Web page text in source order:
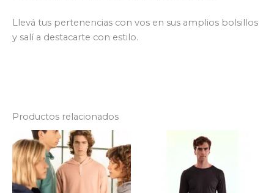
Llevá tus pertenencias con vos en sus amplios bolsillos
y salí a destacarte con estilo.
Productos relacionados